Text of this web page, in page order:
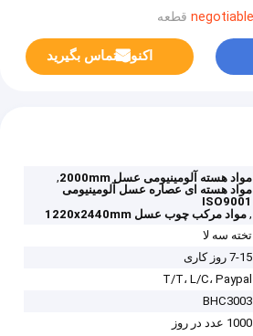
اکنون تماس بگیرید
مواد هسته آلومینیومی عسل 2000mm
,
مواد هسته ای عصاره عسل آلومینیومی
ISO9001
,مواد مرکب چوب عسل 1220x2440mm
تخته سه لا
7-15 روز کاری
T/T، L/C، Paypal
BHC3003
1000 عدد در روز